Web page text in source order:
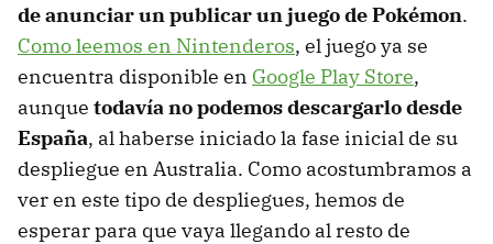
de anunciar un publicar un juego de Pokémon.
Como leemos en Nintenderos, el juego ya se
encuentra disponible en Google Play Store,
aunque todavía no podemos descargarlo desde
España, al haberse iniciado la fase inicial de su
despliegue en Australia. Como acostumbramos a
ver en este tipo de despliegues, hemos de
esperar para que vaya llegando al resto de